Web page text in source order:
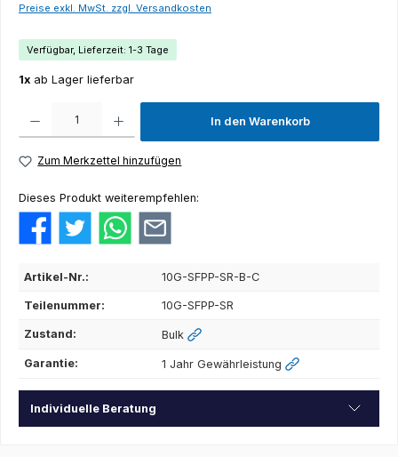
Preise exkl. MwSt. zzgl. Versandkosten
Verfügbar, Lieferzeit: 1-3 Tage
1x ab Lager lieferbar
In den Warenkorb
Zum Merkzettel hinzufügen
Dieses Produkt weiterempfehlen:
Artikel-Nr.: 10G-SFPP-SR-B-C
Teilenummer: 10G-SFPP-SR
Zustand: Bulk
Garantie: 1 Jahr Gewährleistung
Individuelle Beratung